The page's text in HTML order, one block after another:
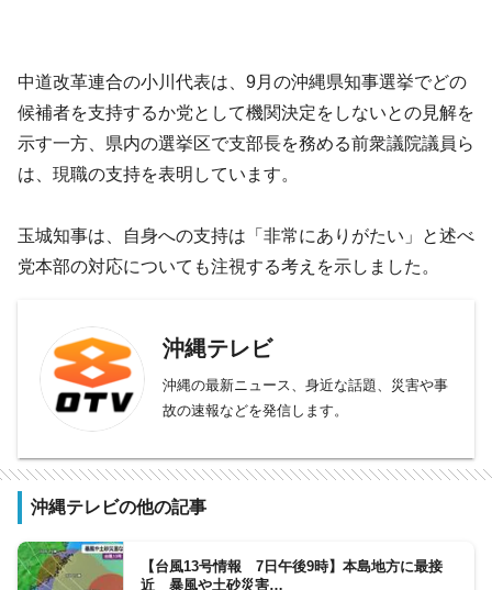
中道改革連合の小川代表は、9月の沖縄県知事選挙でどの
候補者を支持するか党として機関決定をしないとの見解を
示す一方、県内の選挙区で支部長を務める前衆議院議員ら
は、現職の支持を表明しています。
玉城知事は、自身への支持は「非常にありがたい」と述べ
党本部の対応についても注視する考えを示しました。
沖縄テレビ
沖縄の最新ニュース、身近な話題、災害や事
故の速報などを発信します。
沖縄テレビの他の記事
【台風13号情報 7日午後9時】本島地方に最接
近 暴風や土砂災害…